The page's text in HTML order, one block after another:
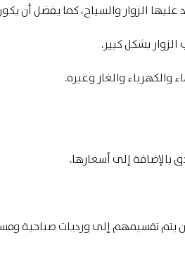
الزوار والسياح، كما يفضل أن
بشكل كبير.
والكهرباء والغاز وغيره.
بالإضافة إلى أسعارها.
تقسيمهم إلى ورديات صباحية